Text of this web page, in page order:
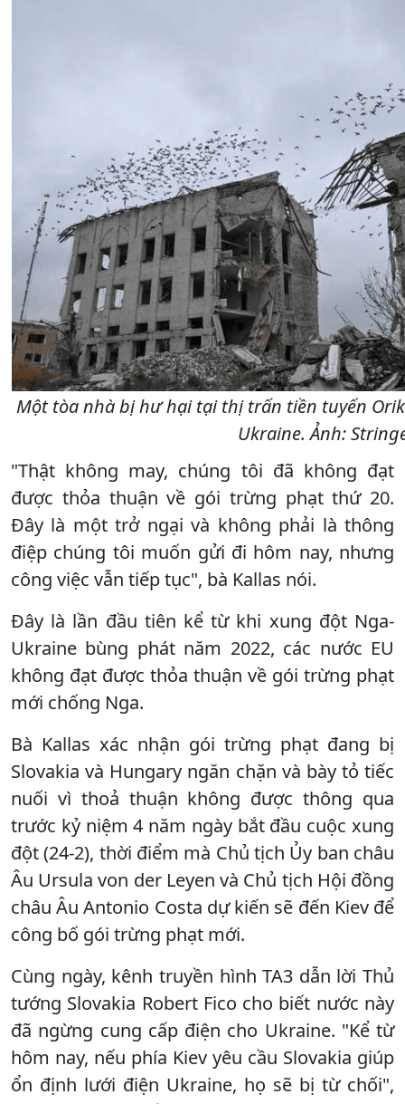
Một tòa nhà bị hư hại tại thị trấn tiền tuyến
Ukraine. Ảnh:
"Thật không may, chúng tôi đã không đạt
được thỏa thuận về gói trừng phạt thứ 20.
Đây là một trở ngại và không phải là thông
điệp chúng tôi muốn gửi đi hôm nay, nhưng
công việc vẫn tiếp tục", bà Kallas nói.
Đây là lần đầu tiên kể từ khi xung đột Nga-
Ukraine bùng phát năm 2022, các nước EU
không đạt được thỏa thuận về gói trừng phạt
mới chống Nga.
Bà Kallas xác nhận gói trừng phạt đang bị
Slovakia và Hungary ngăn chặn và bày tỏ tiếc
nuối vì thoả thuận không được thông qua
trước kỷ niệm 4 năm ngày bắt đầu cuộc xung
đột (24-2), thời điểm mà Chủ tịch Ủy ban châu
Âu Ursula von der Leyen và Chủ tịch Hội đồng
châu Âu Antonio Costa dự kiến ​​sẽ đến Kiev để
công bố gói trừng phạt mới.
Cùng ngày, kênh truyền hình TA3 dẫn lời Thủ
tướng Slovakia Robert Fico cho biết nước này
đã ngừng cung cấp điện cho Ukraine. "Kể từ
hôm nay, nếu phía Kiev yêu cầu Slovakia giúp
ổn định lưới điện Ukraine, họ sẽ bị từ chối",